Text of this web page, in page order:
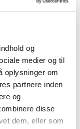
og
medier og til
oplysninger om
partnere inden
og
disse
dem, eller som
lide...